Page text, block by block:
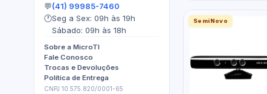
💬(41) 99985-7460
🕐Seg a Sex: 09h às 19h
Sábado: 09h às 18h
Sobre a MicroTI
Fale Conosco
Trocas e Devoluções
Política de Entrega
CNPJ 10.575.820/0001-65
SemiNovo